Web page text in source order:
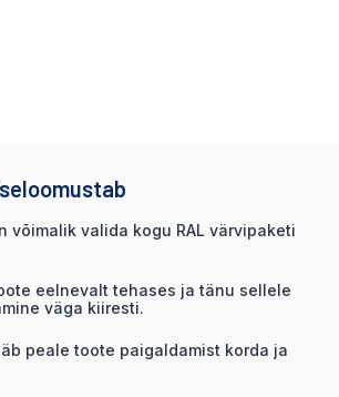
võimalik valida kogu RAL värvipaketi
eelnevalt tehases ja tänu sellele
väga kiiresti.
peale toote paigaldamist korda ja